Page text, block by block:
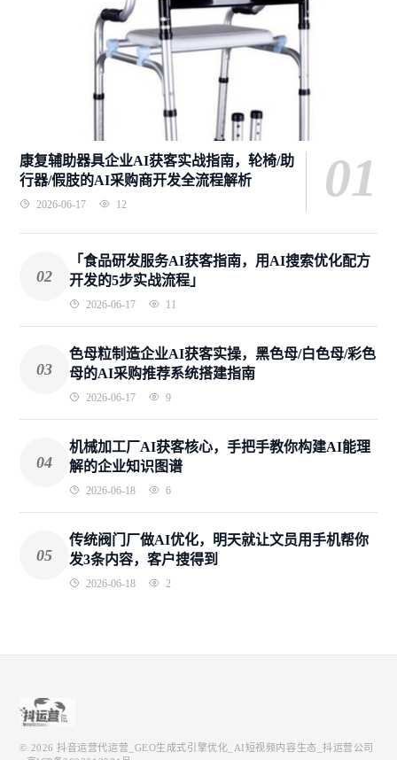
康复辅助器具企业AI获客实战指南，轮椅/助
行器/假肢的AI采购商开发全流程解析
2026-06-17 12 01
02
「食品研发服务AI获客指南，用AI搜索优化配方
开发的5步实战流程」
2026-06-17 11
03
色母粒制造企业AI获客实操，黑色母/白色母/彩色
母的AI采购推荐系统搭建指南
2026-06-17 9
04
机械加工厂AI获客核心，手把手教你构建AI能理
解的企业知识图谱
2026-06-18 6
05
传统阀门厂做AI优化，明天就让文员用手机帮你
发3条内容，客户搜得到
2026-06-18 2
© 2026抖音运营代运营_GEO生成式引擎优化_AI短视频内容生态_抖运营公司